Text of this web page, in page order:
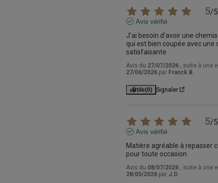
5/5
Avis vérifié
J’ai besoin d’avoir une
qui est bien coupée avec une
satisfaisante
Avis du 27/07/2026
, suite à une
27/06/2026 par Franck B.
Utile(0) Signaler
5/5
Avis vérifié
Matière agréable à repasser
pour toute occasion
Avis du 08/07/2026
, suite à une
28/05/2026 par J.D.